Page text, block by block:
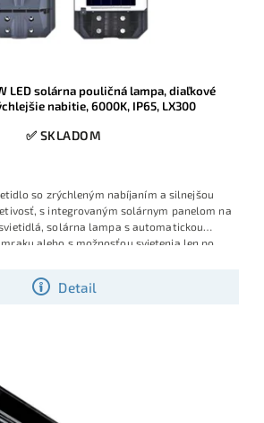
LED solárna pouličná lampa, diaľkové
nabitie, 6000K, IP65, LX300
✅ SKLADOM
Detail
so zrýchleným nabíjaním a silnejšou
s integrovaným solárnym panelom na
solárna lampa s automatickou
alebo s možnosťou svietenia len po